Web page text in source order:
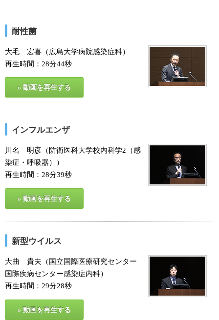
耐性菌
大毛 宏喜（広島大学病院感染症科）
再生時間：28分44秒
» 動画を再生する
インフルエンザ
川名 明彦（防衛医科大学校内科学2（感
染症・呼吸器））
再生時間：28分39秒
» 動画を再生する
新型ウイルス
大曲 貴夫（国立国際医療研究センター
国際疾病センター感染症内科）
再生時間：29分28秒
» 動画を再生する